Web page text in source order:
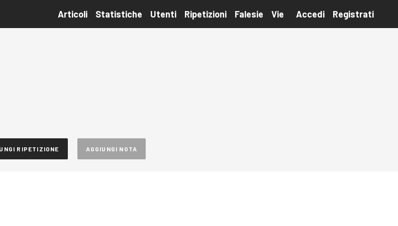
Articoli Statistiche Utenti Ripetizioni Falesie Vie Accedi Registrati
RIPETIZIONE AGGIUNGI NOTA